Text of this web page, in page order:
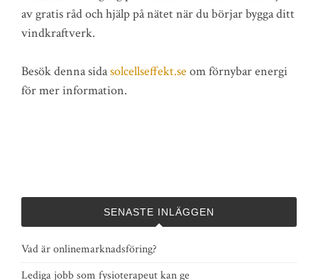
av gratis råd och hjälp på nätet när du börjar bygga ditt
vindkraftverk.
Besök denna sidasolcellseffekt.se om förnybar energi
för mer information.
SENASTE INLÄGGEN
Vad är onlinemarknadsföring?
Lediga jobb som fysioterapeut kan ge